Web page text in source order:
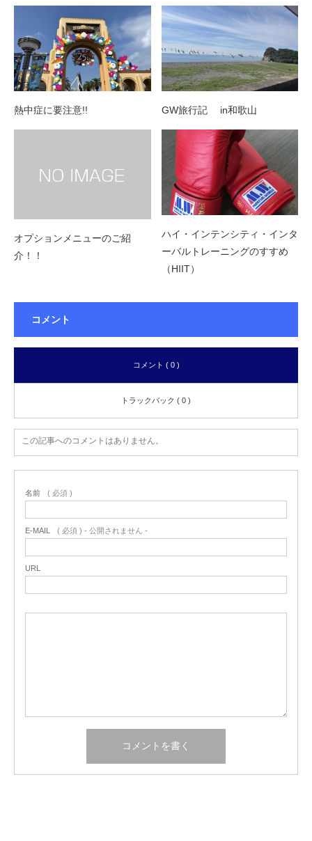
熱中症に要注意!! GW旅行記 in和歌山
オプションメニューのご紹
介！！
ハイ・インテンシティ・インタ
ーバルトレーニングのすすめ
（HIIT）
コメント
コメント ( 0 )
トラックバック ( 0 )
この記事へのコメントはありません。
名前 ( 必須 )
E-MAIL ( 必須 ) - 公開されません -
URL